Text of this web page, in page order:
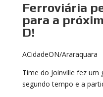
Ferroviária
para a
D!
ACidadeON/Araraquara
Time do Joinville fez
segundo tempo e a